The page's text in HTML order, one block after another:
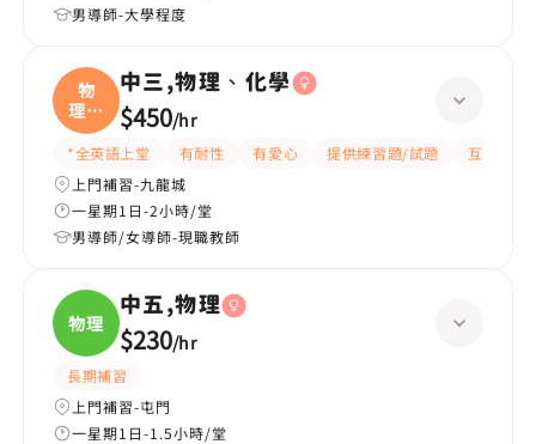
男導師-大學程度
物
理、
化學
中三,物理、化學
$450/hr
*全英語上堂 有耐性 有愛心 提供練習題/試題
互動教學
上門補習-九龍城
一星期1日-2小時/堂
男導師/女導師-現職教師
物理
中五,物理
$230/hr
長期補習
上門補習-屯門
一星期1日-1.5小時/堂